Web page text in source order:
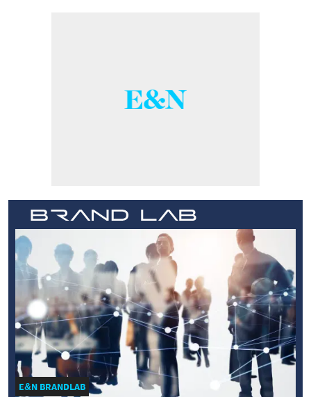
E&N BRANDLAB